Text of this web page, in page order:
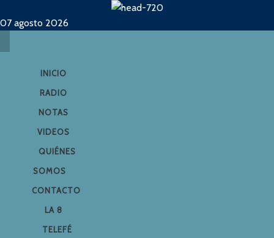
07 agosto 2026
INICIO
RADIO
NOTAS
VIDEOS
QUIÉNES
SOMOS
CONTACTO
LA 8
TELEFÉ